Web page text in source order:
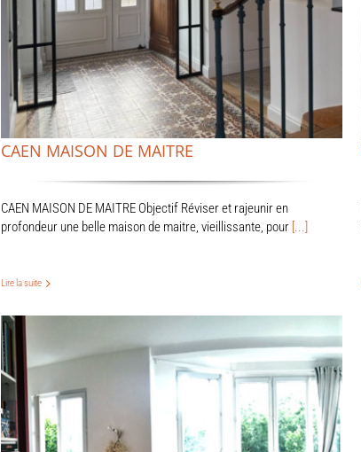
CAEN MAISON DE MAITRE
CAEN MAISON DE MAITRE Objectif Réviser et rajeunir en
profondeur une belle maison de maitre, vieillissante, pour [...]
Lire la suite